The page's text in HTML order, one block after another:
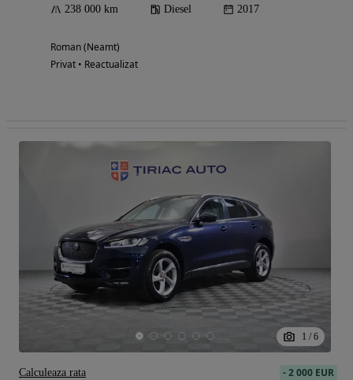
238 000 km Diesel 2017
Roman (Neamt)
Privat • Reactualizat
1 / 6
-2 000 EUR
Calculeaza rata